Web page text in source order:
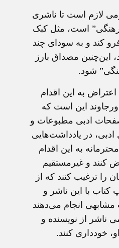
لازم است تا ناشری
است، مثل کبک
کند و به ‌سودای چند
این‌چنین مصداق بارز
شود.
به این اقدام
این است که
ادبی مطبوعات و
در یادداشت‌هایی
به این اقدام
کنند و غیرمستقیم
را ترغیب کنند که از
کتاب با این ناشر و
مشابهی انجام می‌دهند
ناشر از نویسنده و
خودداری کنند.